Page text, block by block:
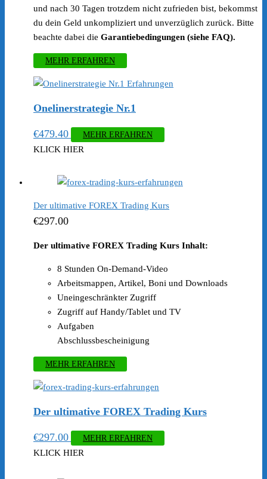
und nach 30 Tagen trotzdem nicht zufrieden bist, bekommst
du dein Geld unkompliziert und unverzüglich zurück. Bitte
beachte dabei die Garantiebedingungen (siehe FAQ).
MEHR ERFAHREN
Onelinerstrategie Nr.1
€479.40 MEHR ERFAHREN
KLICK HIER
Der ultimative FOREX Trading Kurs
€297.00
Der ultimative FOREX Trading Kurs Inhalt:
8 Stunden On-Demand-Video
Arbeitsmappen, Artikel, Boni und Downloads
Uneingeschränkter Zugriff
Zugriff auf Handy/Tablet und TV
Aufgaben
Abschlussbescheinigung
MEHR ERFAHREN
Der ultimative FOREX Trading Kurs
€297.00 MEHR ERFAHREN
KLICK HIER